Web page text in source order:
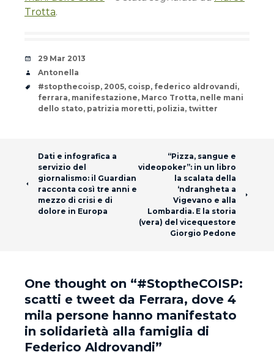
Trotta.
Date
29 Mar 2013
Author
Antonella
Tags
#stopthecoisp, 2005, coisp, federico aldrovandi,
ferrara, manifestazione, Marco Trotta, nelle mani
dello stato, patrizia moretti, polizia, twitter
Post navigation
Dati e infografica a
servizio del
giornalismo: il Guardian
racconta così tre anni e
mezzo di crisi e di
dolore in Europa
“Pizza, sangue e
videopoker”: in un libro
la scalata della
‘ndrangheta a
Vigevano e alla
Lombardia. E la storia
(vera) del vicequestore
Giorgio Pedone
One thought on “#StoptheCOISP:
scatti e tweet da Ferrara, dove 4
mila persone hanno manifestato
in solidarietà alla famiglia di
Federico Aldrovandi”